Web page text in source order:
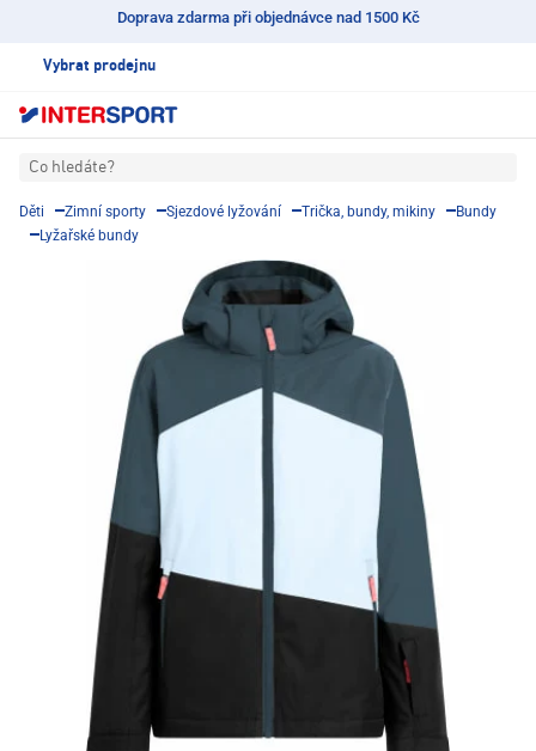
Doprava zdarma při objednávce nad 1500 Kč
Vybrat prodejnu
Co hledáte?
Děti Zimní sporty Sjezdové lyžování Trička, bundy, mikiny
Bundy
Lyžařské bundy